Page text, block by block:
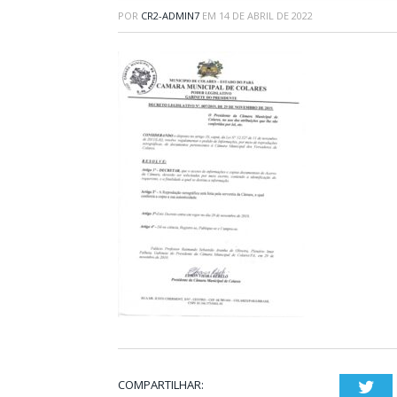
POR CR2-ADMIN7 EM 14 DE ABRIL DE 2022
COMPARTILHAR: